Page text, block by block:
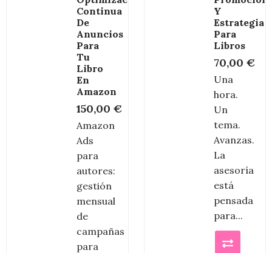
Continua
De
Anuncios
Para
Tu
Libro
En
Amazon
150,00 €
Amazon
Ads
para
autores:
gestión
mensual
de
campañas
para
Y
Estrategia
Para
Libros
70,00€
Una
hora.
Un
tema.
Avanzas.
La
asesoría
está
pensada
para...